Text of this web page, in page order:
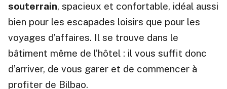
souterrain, spacieux et confortable, idéal aussi
bien pour les escapades loisirs que pour les
voyages d’affaires. Il se trouve dans le
bâtiment même de l’hôtel : il vous suffit donc
d’arriver, de vous garer et de commencer à
profiter de Bilbao.